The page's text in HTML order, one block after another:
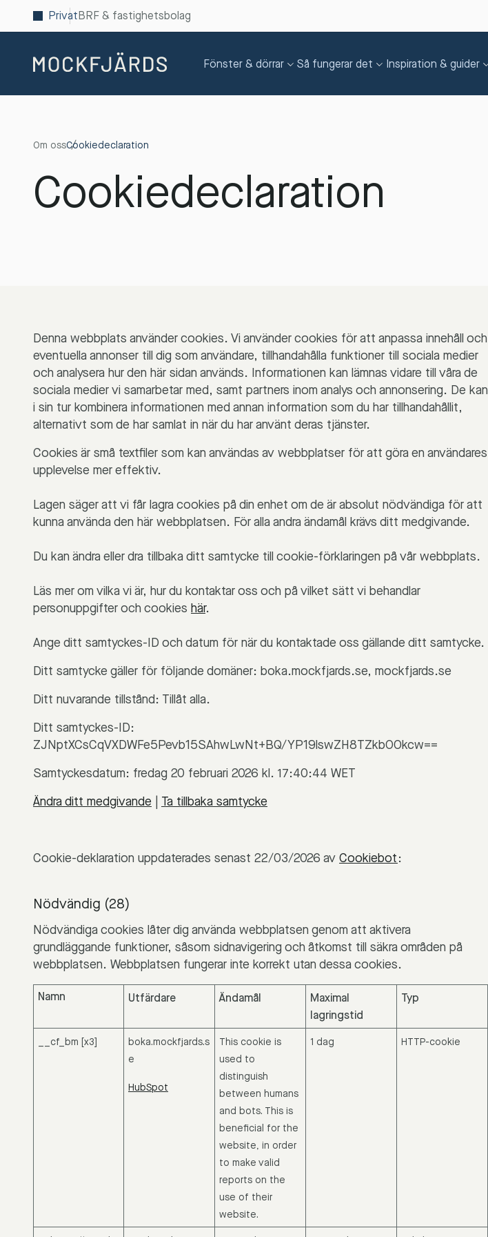
PrivatBRF & fastighetsbolag
Fönster & dörrar Så fungerar det Inspiration & guider
Om ossCookiedeclaration
Cookiedeclaration
Denna webbplats använder cookies. Vi använder cookies för att anpassa innehåll och
eventuella annonser till dig som användare, tillhandahålla funktioner till sociala medier
och analysera hur den här sidan används. Informationen kan lämnas vidare till våra de
sociala medier vi samarbetar med, samt partners inom analys och annonsering. De kan
i sin tur kombinera informationen med annan information som du har tillhandahållit,
alternativt som de har samlat in när du har använt deras tjänster.
Cookies är små textfiler som kan användas av webbplatser för att göra en användares
upplevelse mer effektiv.
Lagen säger att vi får lagra cookies på din enhet om de är absolut nödvändiga för att
kunna använda den här webbplatsen. För alla andra ändamål krävs ditt medgivande.
Du kan ändra eller dra tillbaka ditt samtycke till cookie-förklaringen på vår webbplats.
Läs mer om vilka vi är, hur du kontaktar oss och på vilket sätt vi behandlar
personuppgifter och cookies här.
Ange ditt samtyckes-ID och datum för när du kontaktade oss gällande ditt samtycke.
Ditt samtycke gäller för följande domäner: boka.mockfjards.se, mockfjards.se
Ditt nuvarande tillstånd: Tillåt alla.
Ditt samtyckes-ID:
ZJNptXCsCqVXDWFe5Pevb15SAhwLwNt+BQ/YP19lswZH8TZkbO0kcw==
Samtyckesdatum: fredag 20 februari 2026 kl. 17:40:44 WET
Ändra ditt medgivande | Ta tillbaka samtycke
Cookie-deklaration uppdaterades senast 22/03/2026 av Cookiebot:
Nödvändig (28)
Nödvändiga cookies låter dig använda webbplatsen genom att aktivera
grundläggande funktioner, såsom sidnavigering och åtkomst till säkra områden på
webbplatsen. Webbplatsen fungerar inte korrekt utan dessa cookies.
Namn Utfärdare Ändamål
Maximal
lagringstid
Typ
__cf_bm [x3]
boka.mockfjards.s
e
HubSpot
This cookie is
used to
distinguish
between humans
and bots. This is
beneficial for the
website, in order
to make valid
reports on the
use of their
website.
1 dag HTTP-cookie